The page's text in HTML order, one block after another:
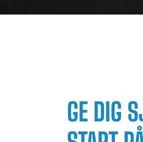
GE DIG